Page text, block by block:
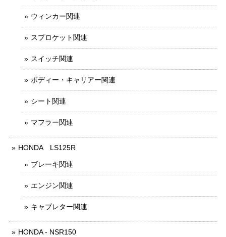
ウィンカー関連
スプロケット関連
スイッチ関連
ボディー・キャリアー関連
シート関連
マフラー関連
HONDA LS125R
ブレーキ関連
エンジン関連
キャブレター関連
HONDA - NSR150